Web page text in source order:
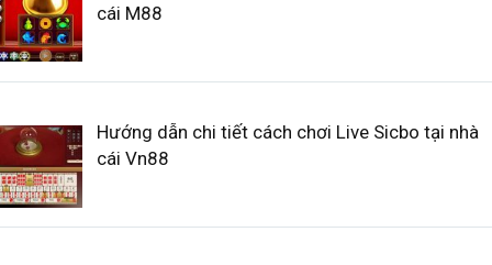
cái M88
Hướng dẫn chi tiết cách chơi Live Sicbo tại nhà
cái Vn88